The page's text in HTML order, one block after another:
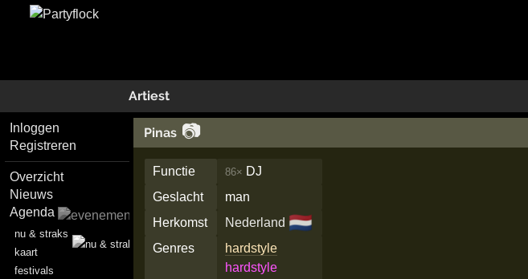
Artiest
Inloggen
Registreren
Overzicht
Nieuws
Agenda
nu & straks
kaart
festivals
Pinas 📷
Functie 86× DJ
Geslacht
man
Herkomst
Nederland 🇳🇱
Genres
hardstyle
hardstyle